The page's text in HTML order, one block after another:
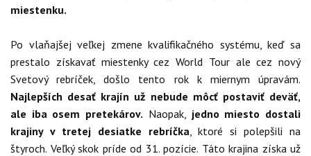
miestenku.
Po vlaňajšej veľkej zmene kvalifikačného systému, keď sa
prestalo získavať miestenky cez World Tour ale cez nový
Svetový rebríček, došlo tento rok k miernym úpravám.
Najlepších desať krajín už nebude môcť postaviť deväť,
ale iba osem pretekárov. Naopak, jedno miesto dostali
krajiny v tretej desiatke rebríčka, ktoré si polepšili na
štyroch. Veľký skok príde od 31. pozície. Táto krajina získa už